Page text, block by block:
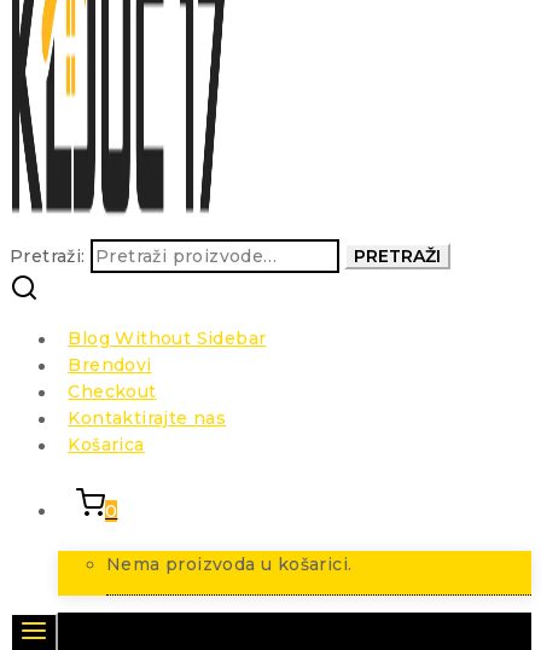
Pretraži: PRETRAŽI
Blog Without Sidebar
Brendovi
Checkout
Kontaktirajte nas
Košarica
0
Nema proizvoda u košarici.